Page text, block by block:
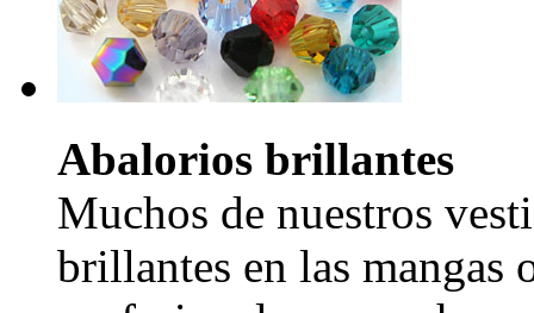
Abalorios brillantes
Muchos de nuestros
brillantes en las mangas